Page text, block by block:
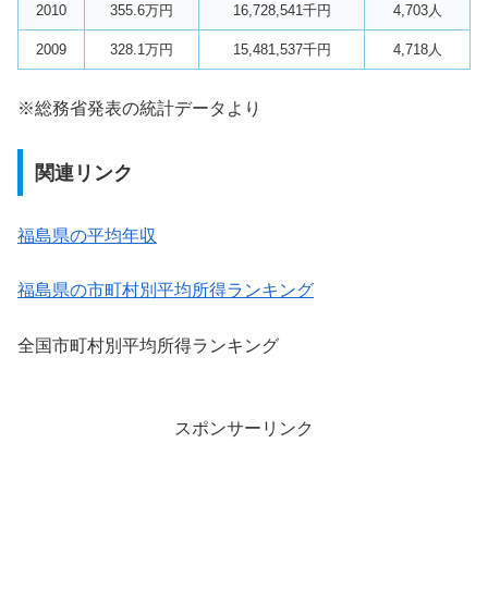
2010 355.6万円 16,728,541千円 4,703人
2009 328.1万円 15,481,537千円 4,718人
※総務省発表の統計データより
関連リンク
福島県の平均年収
福島県の市町村別平均所得ランキング
全国市町村別平均所得ランキング
スポンサーリンク